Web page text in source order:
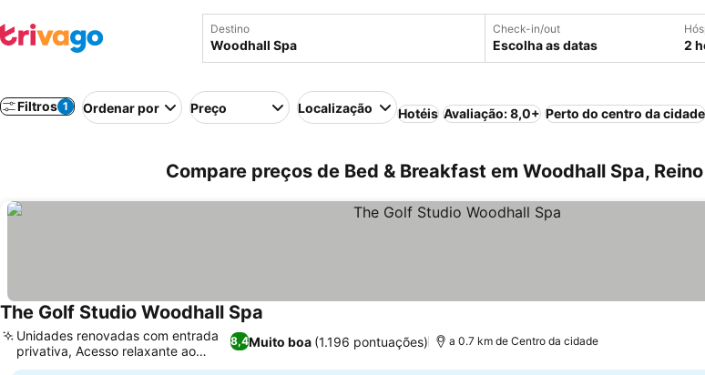
Destino Check-in/out
Escolha as datas 2
Filtros 1 Ordenar por Preço Localização Hotéis Avaliação: 8,0+ Perto do centro da cidade
Compare preços de Bed & Breakfast em Woodhall Spa,
The Golf Studio Woodhall Spa
8,4Muito boa (1.196 pontuações)
Unidades renovadas com entrada
privativa, Acesso relaxante ao
jardim
a 0.7 km de Centro da cidade